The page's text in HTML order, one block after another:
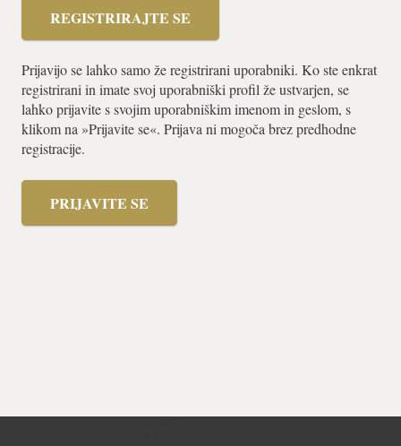
REGISTRIRAJTE SE
Prijavijo se lahko samo že registrirani uporabniki. Ko ste enkrat
registrirani in imate svoj uporabniški profil že ustvarjen, se
lahko prijavite s svojim uporabniškim imenom in geslom, s
klikom na »Prijavite se«. Prijava ni mogoča brez predhodne
registracije.
PRIJAVITE SE